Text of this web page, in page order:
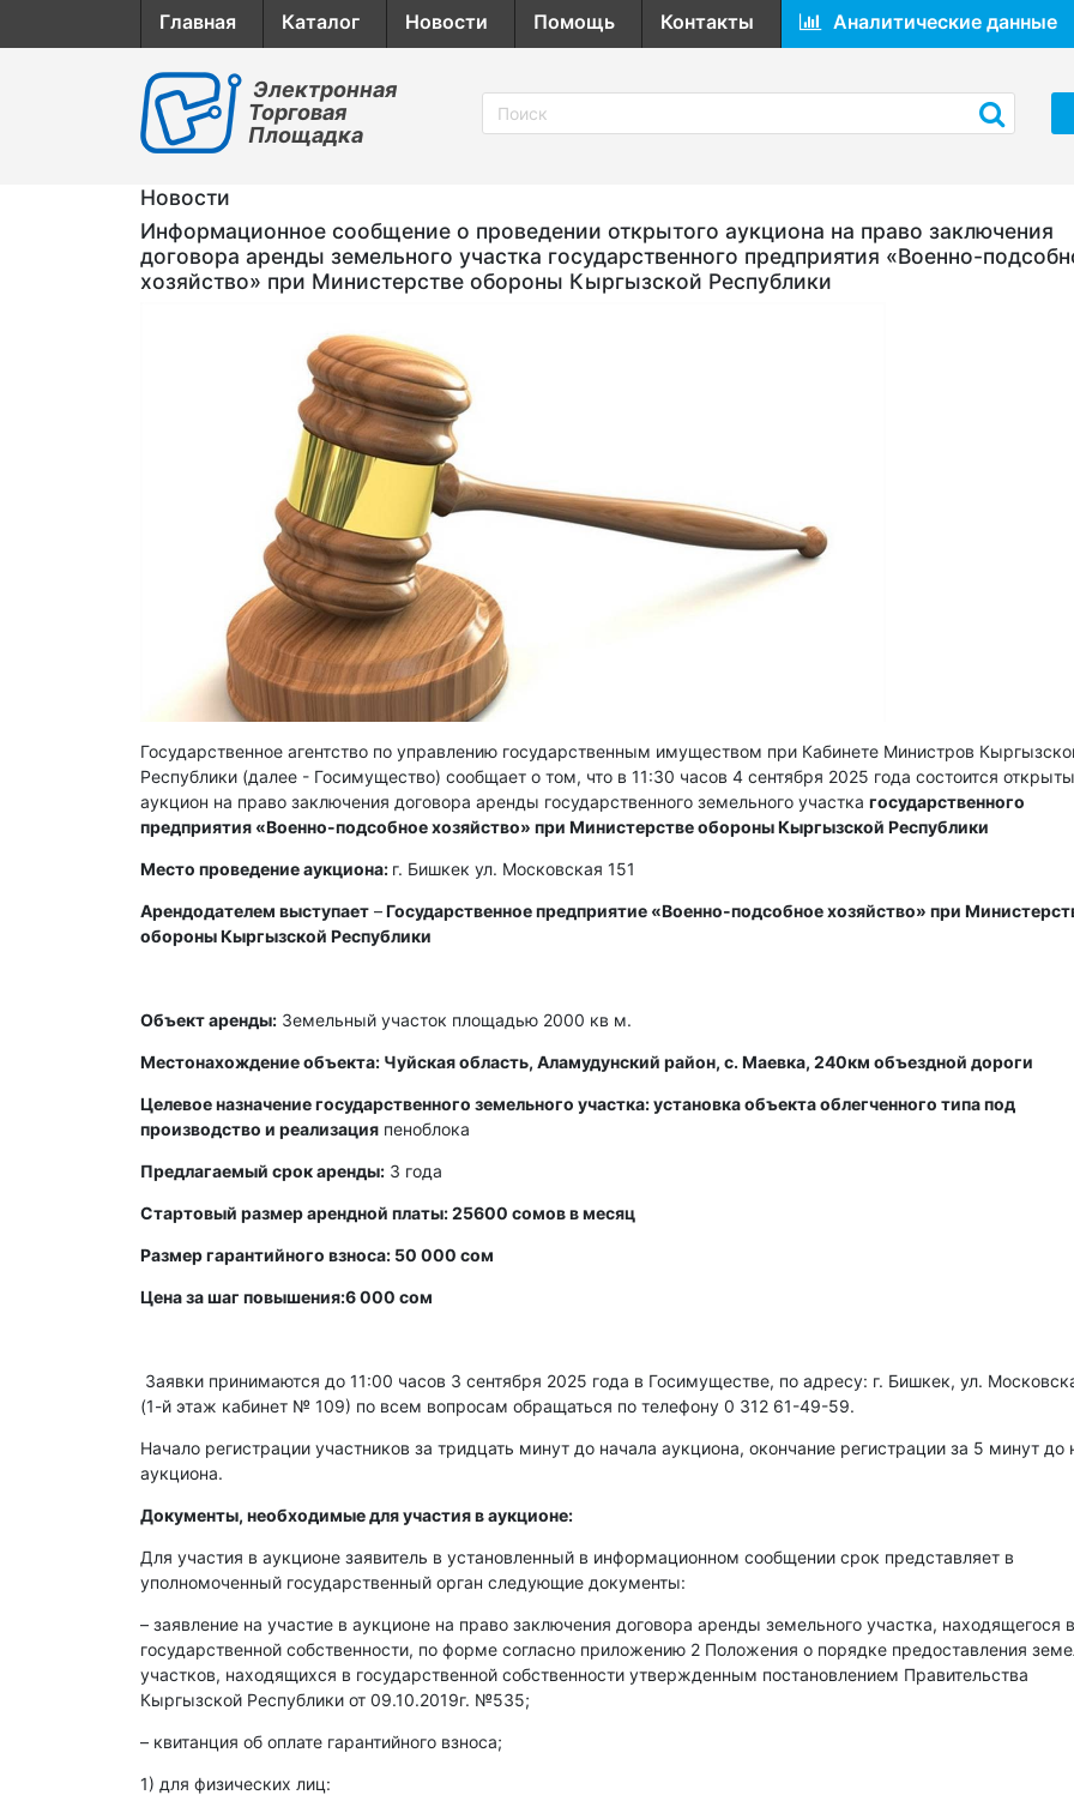
Главная Каталог Новости Помощь Контакты Аналитические данные
Электронная
Торговая
Площадка
Новости
Информационное сообщение о проведении открытого аукциона на право заключения
договора аренды земельного участка государственного предприятия «Военно-
хозяйство» при Министерстве обороны Кыргызской Республики
Государственное агентство по управлению государственным имуществом при Кабинете Министров
Республики (далее - Госимущество) сообщает о том, что в 11:30 часов 4 сентября 2025 года состоится
аукцион на право заключения договора аренды государственного земельного участка государственного
предприятия «Военно-подсобное хозяйство» при Министерстве обороны Кыргызской Республики
Место проведение аукциона: г. Бишкек ул. Московская 151
Арендодателем выступает –Государственное предприятие «Военно-подсобное хозяйство» при
обороны Кыргызской Республики
Объект аренды: Земельный участок площадью 2000 кв м.
Местонахождение объекта: Чуйская область, Аламудунский район, с. Маевка, 240км объездной дороги
Целевое назначение государственного земельного участка: установка объекта облегченного типа под
производство и реализация пеноблока
Предлагаемый срок аренды: 3 года
Стартовый размер арендной платы: 25600 сомов в месяц
Размер гарантийного взноса: 50 000 сом
Цена за шаг повышения:6 000 сом
Заявки принимаются до 11:00 часов 3 сентября 2025 года в Госимуществе, по адресу: г. Бишкек, ул.
(1-й этаж кабинет № 109) по всем вопросам обращаться по телефону 0 312 61-49-59.
Начало регистрации участников за тридцать минут до начала аукциона, окончание регистрации за 5 минут до
аукциона.
Документы, необходимые для участия в аукционе:
Для участия в аукционе заявитель в установленный в информационном сообщении срок представляет в
уполномоченный государственный орган следующие документы:
– заявление на участие в аукционе на право заключения договора аренды земельного участка, находящегося в
государственной собственности, по форме согласно приложению 2 Положения о порядке предоставления
участков, находящихся в государственной собственности утвержденным постановлением Правительства
Кыргызской Республики от 09.10.2019г. №535;
– квитанция об оплате гарантийного взноса;
1) для физических лиц: